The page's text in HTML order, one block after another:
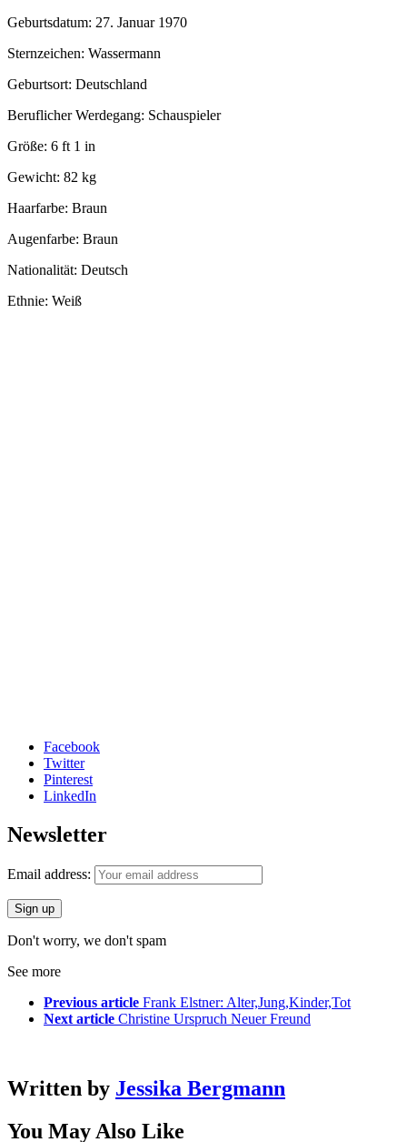
Geburtsdatum: 27. Januar 1970
Sternzeichen: Wassermann
Geburtsort: Deutschland
Beruflicher Werdegang: Schauspieler
Größe: 6 ft 1 in
Gewicht: 82 kg
Haarfarbe: Braun
Augenfarbe: Braun
Nationalität: Deutsch
Ethnie: Weiß
Facebook
Twitter
Pinterest
LinkedIn
Newsletter
Email address:
Don't worry, we don't spam
See more
Previous article Frank Elstner: Alter,Jung,Kinder,Tot
Next article Christine Urspruch Neuer Freund
Written by Jessika Bergmann
You May Also Like